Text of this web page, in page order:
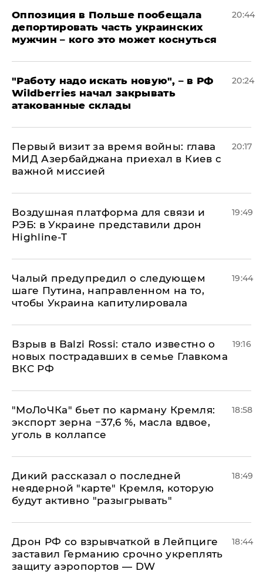
Оппозиция в Польше пообещала
депортировать часть украинских
мужчин – кого это может коснуться
20:44
"Работу надо искать новую", – в РФ
Wildberries начал закрывать
атакованные склады
20:24
Первый визит за время войны: глава
МИД Азербайджана приехал в Киев с
важной миссией
20:17
Воздушная платформа для связи и
РЭБ: в Украине представили дрон
Highline-T
19:49
Чалый предупредил о следующем
шаге Путина, направленном на то,
чтобы Украина капитулировала
19:44
Взрыв в Balzi Rossi: стало известно о
новых пострадавших в семье Главкома
ВКС РФ
19:16
​"МоЛоЧКа" бьет по карману Кремля:
экспорт зерна −37,6 %, масла вдвое,
уголь в коллапсе
18:58
Дикий рассказал о последней
неядерной "карте" Кремля, которую
будут активно "разыгрывать"
18:49
​Дрон РФ со взрывчаткой в Лейпциге
заставил Германию срочно укреплять
защиту аэропортов — DW
18:44